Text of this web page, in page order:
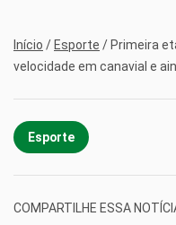
Início / Esporte / Primeira
velocidade em canavial e
Esporte
COMPARTILHE ESSA